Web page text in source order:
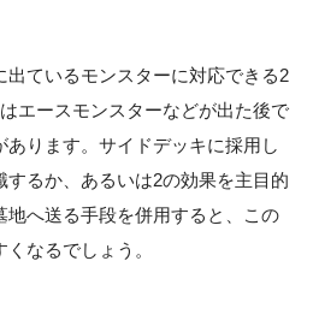
出ているモンスターに対応できる2
エースモンスターなどが出た後で
ります。サイドデッキに採用し
るか、あるいは2の効果を主目的
地へ送る手段を併用すると、この
なるでしょう。